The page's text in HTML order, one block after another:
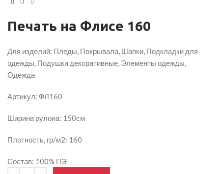
Печать на Флисе 160
Для изделий: Пледы, Покрывала, Шапки, Подкладки для
одежды, Подушки декоративные, Элементы одежды,
Одежда
Артикул: ФЛ160
Ширина рулона: 150см
Плотность, гр/м2: 160
Состав: 100% ПЭ